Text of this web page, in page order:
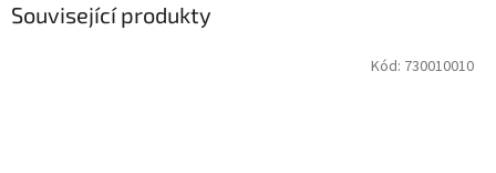
Související produkty
Kód: 730010010